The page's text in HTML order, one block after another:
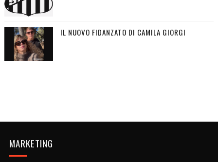
IL NUOVO FIDANZATO DI CAMILA GIORGI
MARKETING